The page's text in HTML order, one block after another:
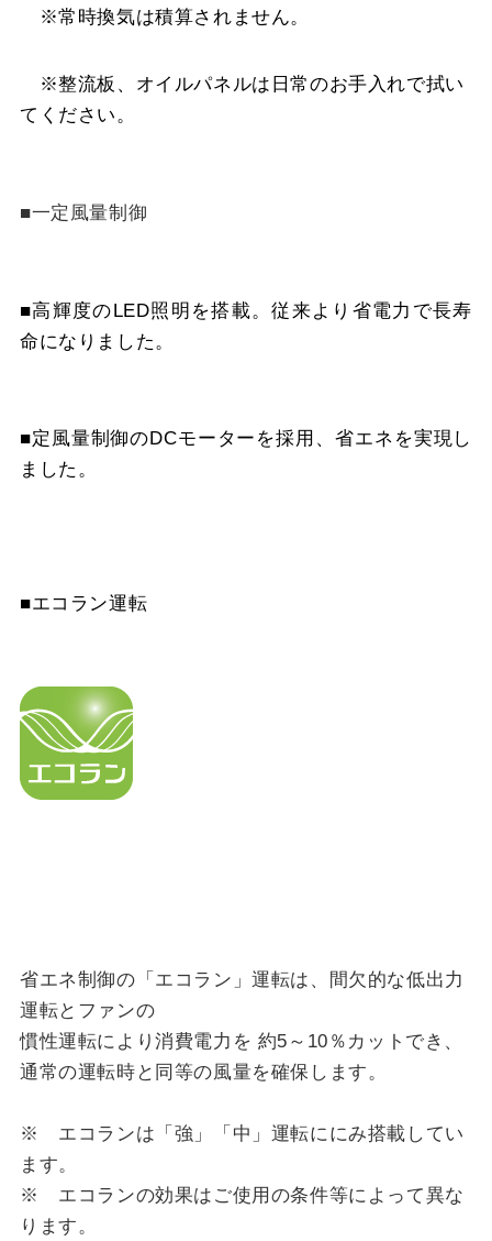
※常時換気は積算されません。
※整流板、オイルパネルは日常のお手入れで拭い
てください。
■一定風量制御
■高輝度のLED照明を搭載。従来より省電力で長寿
命になりました。
■定風量制御のDCモーターを採用、省エネを実現し
ました。
■エコラン運転
省エネ制御の「エコラン」運転は、間欠的な低出力
運転とファンの
慣性運転により消費電力を 約5～10％カットでき、
通常の運転時と同等の風量を確保します。
※ エコランは「強」「中」運転ににみ搭載してい
ます。
※ エコランの効果はご使用の条件等によって異な
ります。